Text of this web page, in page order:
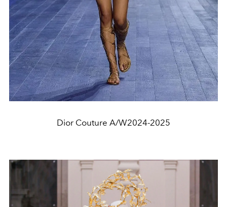
Dior Couture A/W2024-2025